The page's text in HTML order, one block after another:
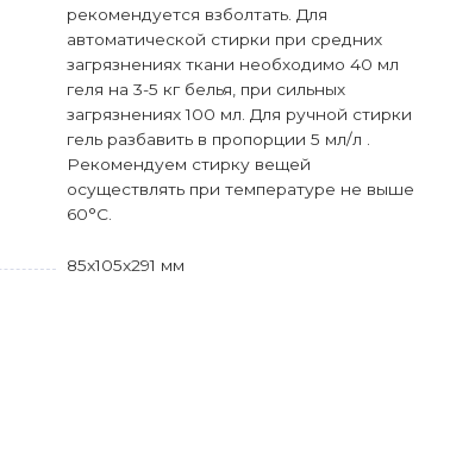
рекомендуется взболтать. Для
автоматической стирки при средних
загрязнениях ткани необходимо 40 мл
геля на 3-5 кг белья, при сильных
загрязнениях 100 мл. Для ручной стирки
гель разбавить в пропорции 5 мл/л .
Рекомендуем стирку вещей
осуществлять при температуре не выше
60°С.
85x105x291 мм